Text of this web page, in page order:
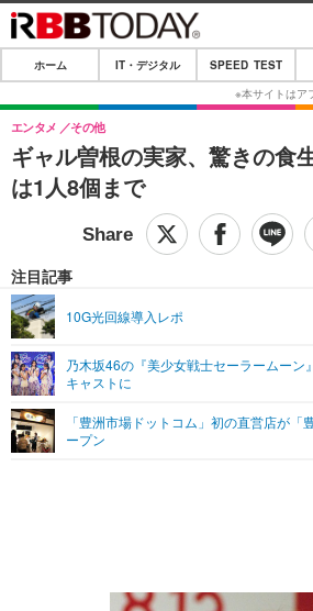
ホーム
IT・デジタル
IT・デジタルTOP
ショッピング
SPEED TEST
エンタメTOP
グラビア
ショッピング
ライフTOP
その他
リリース一覧
プッシュ通知の停止方法
ホーム IT・デジタル SPEED TEST
ギャル曽根の実家、驚きの食
は1人8個まで
エンタメ その他
注目記事
10G光回線導入レポ
乃木坂46の『美少女戦士セーラームー
キャストに
「豊洲市場ドットコム」初の直営店が「
ープン